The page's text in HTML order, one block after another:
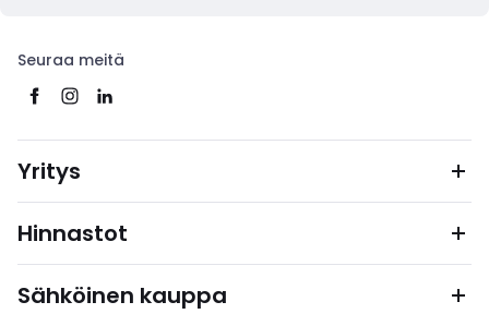
Seuraa meitä
Yritys
Hinnastot
Sähköinen kauppa